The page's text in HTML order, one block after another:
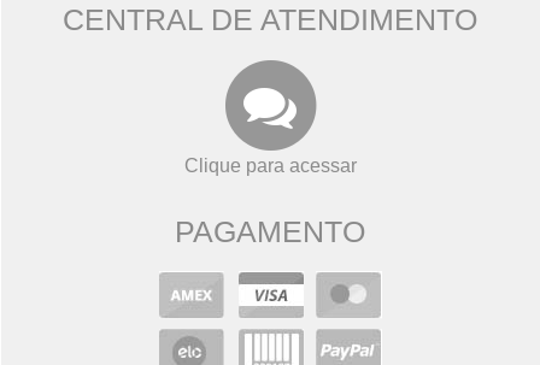
CENTRAL DE ATENDIMENTO
Clique para acessar
PAGAMENTO